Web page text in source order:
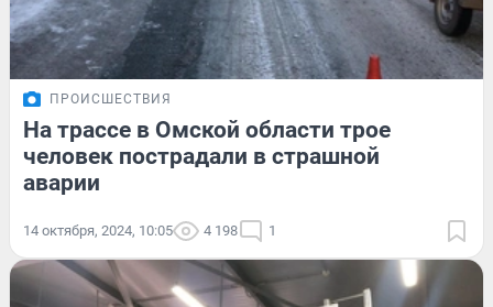
ПРОИСШЕСТВИЯ
На трассе в Омской области трое
человек пострадали в страшной
аварии
14 октября, 2024, 10:05 4 198 1